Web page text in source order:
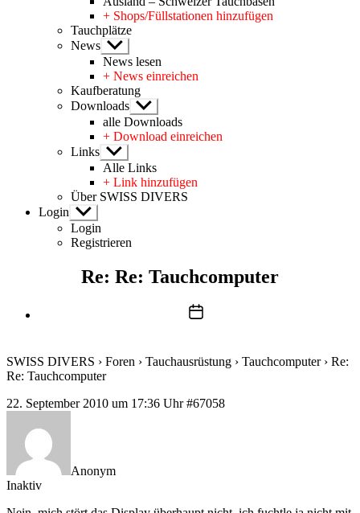
+ Shops/Füllstationen hinzufügen
Tauchplätze
News Untermenü
anzeigen
News lesen
+ News einreichen
Kaufberatung
Downloads Untermenü
anzeigen
alle Downloads
+ Download einreichen
Links Untermenü
anzeigen
Alle Links
+ Link hinzufügen
Über SWISS DIVERS
Login Untermenü
anzeigen
Login
Registrieren
Re: Re: Tauchcomputer
Beitragsdatum
SWISS DIVERS › Foren › Tauchausrüstung › Tauchcomputer › Re:
Re: Tauchcomputer
22. September 2010 um 17:36 Uhr #67058
Anonym
Inaktiv